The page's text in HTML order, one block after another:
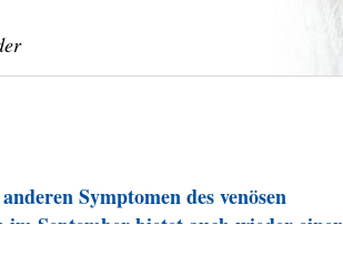
Symptomen des venösen
September bietet auch wieder einen